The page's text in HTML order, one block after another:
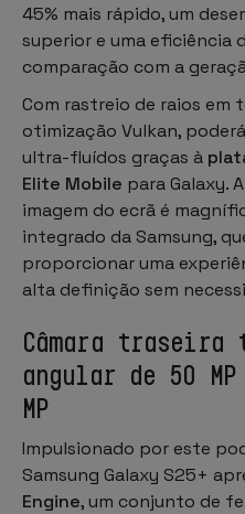
45% mais rápido, um
superior e uma eficiência
comparação com a
Com rastreio de raios em
otimização Vulkan,
ultra-fluídos graças à
Elite Mobile para Galaxy.
imagem do ecrã é
integrado da Samsung,
proporcionar uma
alta definição sem
Câmara traseira
angular de 50
MP
Impulsionado por este
Samsung Galaxy S25+
Engine, um conjunto de